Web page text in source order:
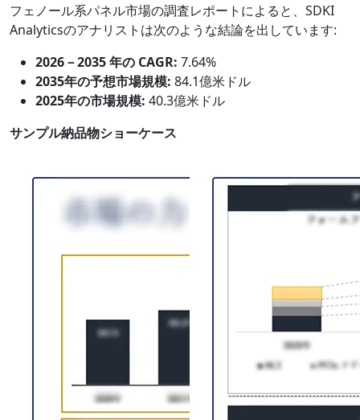
フェノール系パネル市場の調査レポートによると、SDKI
Analyticsのアナリストは次のような結論を出しています:
2026－2035 年の CAGR: 7.64%
2035年の予想市場規模: 84.1億米ドル
2025年の市場規模: 40.3億米ドル
サンプル納品物ショーケース